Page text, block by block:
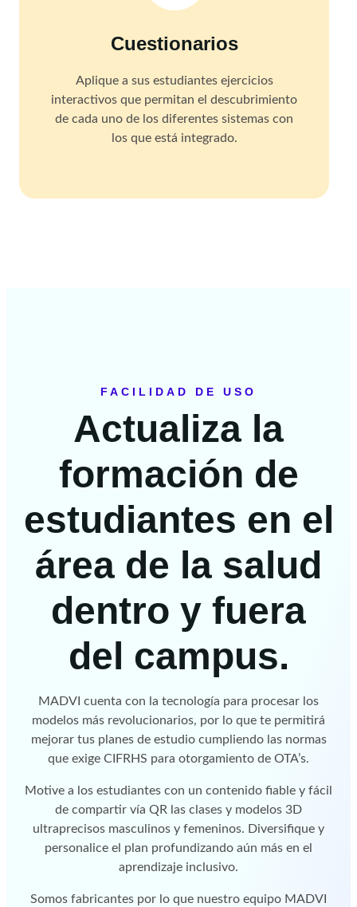
Cuestionarios
Aplique a sus estudiantes ejercicios
interactivos que permitan el descubrimiento
de cada uno de los diferentes sistemas con
los que está integrado.
FACILIDAD DE USO
Actualiza la
formación de
estudiantes en el
área de la salud
dentro y fuera
del campus.
MADVI cuenta con la tecnología para procesar los
modelos más revolucionarios, por lo que te permitirá
mejorar tus planes de estudio cumpliendo las normas
que exige CIFRHS para otorgamiento de OTA’s.
Motive a los estudiantes con un contenido fiable y fácil
de compartir vía QR las clases y modelos 3D
ultraprecisos masculinos y femeninos. Diversifique y
personalice el plan profundizando aún más en el
aprendizaje inclusivo.
Somos fabricantes por lo que nuestro equipo MADVI